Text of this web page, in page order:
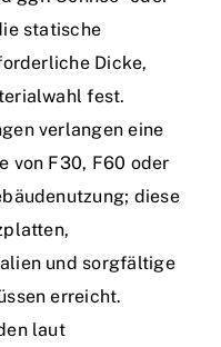
statische
Dicke,
fest.
verlangen eine
von F30, F60 oder
diese
und sorgfältige
erreicht.
laut